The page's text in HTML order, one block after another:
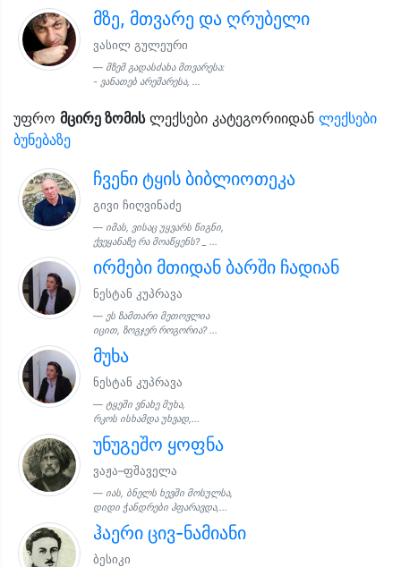
მზე, მთვარე და ღრუბელი
ვასილ გულეური
მზემ გადასძახა მთვარესა:
- ვანათებ არემარესა, ...
უფრო მცირე ზომისლექსები კატეგორიიდან ლექსები
ბუნებაზე
ჩვენი ტყის ბიბლიოთეკა
გივი ჩიღვინაძე
იმას, ვისაც უყვარს წიგნი,
ქვეყანაზე რა მოაწყენს? _ ...
ირმები მთიდან ბარში ჩადიან
ნესტან კუპრავა
ეს ზამთარი მეთოვლია
იცით, ზოგჯერ როგორია? ...
მუხა
ნესტან კუპრავა
ტყეში ვნახე მუხა,
რკოს ისხამდა უხვად,...
უნუგეშო ყოფნა
ვაჟა–ფშაველა
იას, ბნელს ხევში მოსულსა,
დიდი ჭანდრები ჰფარავდა,...
ჰაერი ცივ-ნამიანი
ბესიკი